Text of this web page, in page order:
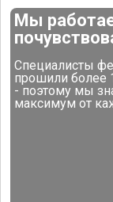
Мы
Специалисты
прошили более
- поэтому мы
максимум от